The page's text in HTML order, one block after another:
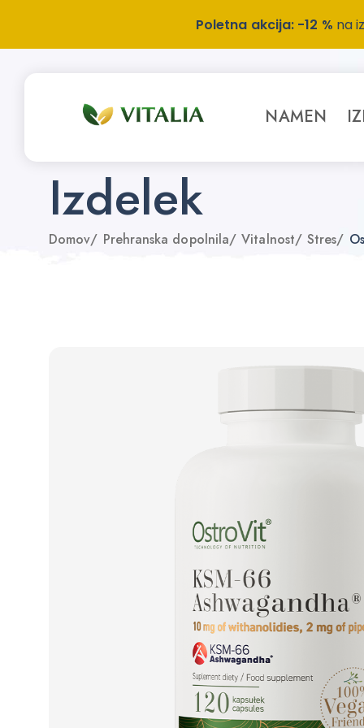
NAMEN
Izdelek
Domov/ Prehranska dopolnila/ Vitalnost/ Stres/
Poletna akcija: -12 % na